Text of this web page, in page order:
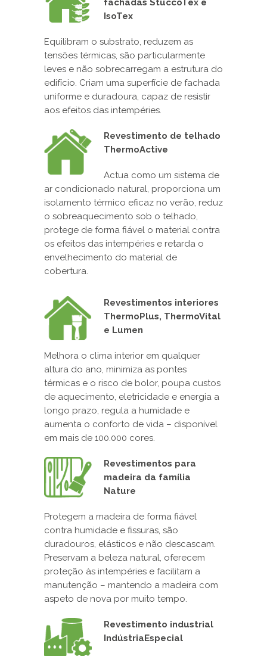
fachadas StuccoTex e
IsoTex
Equilibram o substrato, reduzem as
tensões térmicas, são particularmente
leves e não sobrecarregam a estrutura do
edifício. Criam uma superfície de fachada
uniforme e duradoura, capaz de resistir
aos efeitos das intempéries.
Revestimento de telhado
ThermoActive
Actua como um sistema de
ar condicionado natural, proporciona um
isolamento térmico eficaz no verão, reduz
o sobreaquecimento sob o telhado,
protege de forma fiável o material contra
os efeitos das intempéries e retarda o
envelhecimento do material de
cobertura.
Revestimentos interiores
ThermoPlus, ThermoVital
e Lumen
Melhora o clima interior em qualquer
altura do ano, minimiza as pontes
térmicas e o risco de bolor, poupa custos
de aquecimento, eletricidade e energia a
longo prazo, regula a humidade e
aumenta o conforto de vida – disponível
em mais de 100.000 cores.
Revestimentos para
madeira da família
Nature
Protegem a madeira de forma fiável
contra humidade e fissuras, são
duradouros, elásticos e não descascam.
Preservam a beleza natural, oferecem
proteção às intempéries e facilitam a
manutenção – mantendo a madeira com
aspeto de nova por muito tempo.
Revestimento industrial
IndústriaEspecial